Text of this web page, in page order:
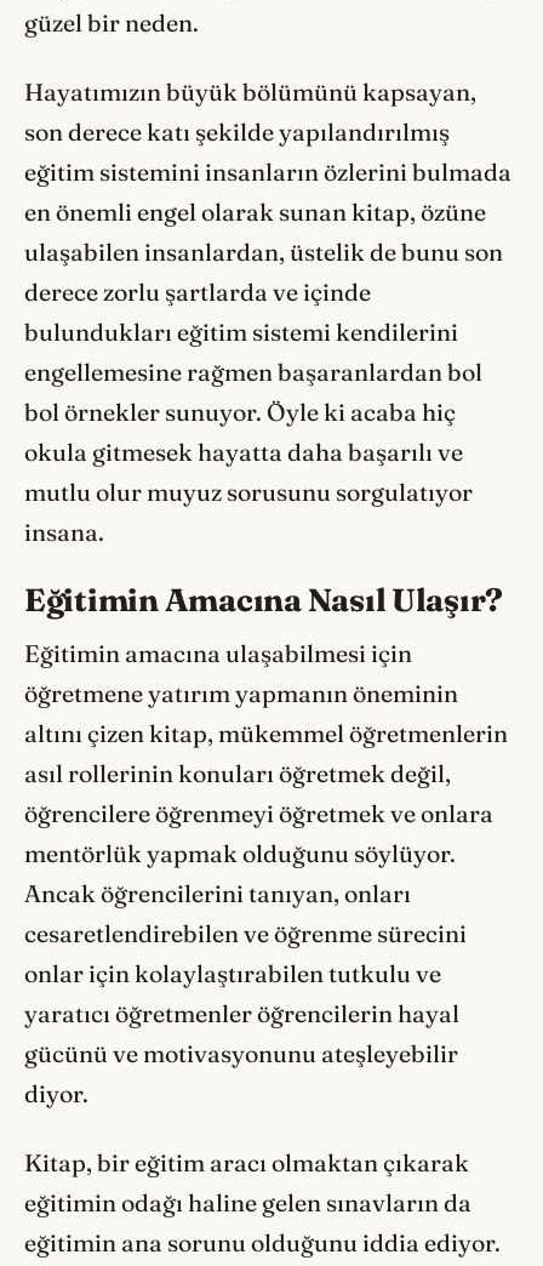
güzel bir neden.
Hayatımızın büyük bölümünü kapsayan,
son derece katı şekilde yapılandırılmış
eğitim sistemini insanların özlerini bulmada
en önemli engel olarak sunan kitap, özüne
ulaşabilen insanlardan, üstelik de bunu son
derece zorlu şartlarda ve içinde
bulundukları eğitim sistemi kendilerini
engellemesine rağmen başaranlardan bol
bol örnekler sunuyor. Öyle ki acaba hiç
okula gitmesek hayatta daha başarılı ve
mutlu olur muyuz sorusunu sorgulatıyor
insana.
Eğitimin Amacına Nasıl Ulaşır?
Eğitimin amacına ulaşabilmesi için
öğretmene yatırım yapmanın öneminin
altını çizen kitap, mükemmel öğretmenlerin
asıl rollerinin konuları öğretmek değil,
öğrencilere öğrenmeyi öğretmek ve onlara
mentörlük yapmak olduğunu söylüyor.
Ancak öğrencilerini tanıyan, onları
cesaretlendirebilen ve öğrenme sürecini
onlar için kolaylaştırabilen tutkulu ve
yaratıcı öğretmenler öğrencilerin hayal
gücünü ve motivasyonunu ateşleyebilir
diyor.
Kitap, bir eğitim aracı olmaktan çıkarak
eğitimin odağı haline gelen sınavların da
eğitimin ana sorunu olduğunu iddia ediyor.